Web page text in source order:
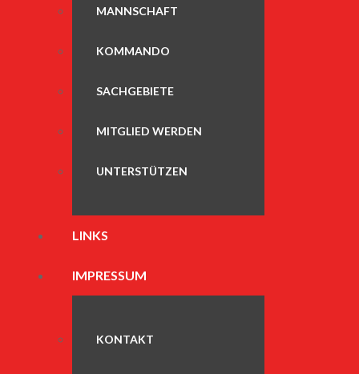
MANNSCHAFT
KOMMANDO
SACHGEBIETE
MITGLIED WERDEN
UNTERSTÜTZEN
LINKS
IMPRESSUM
KONTAKT